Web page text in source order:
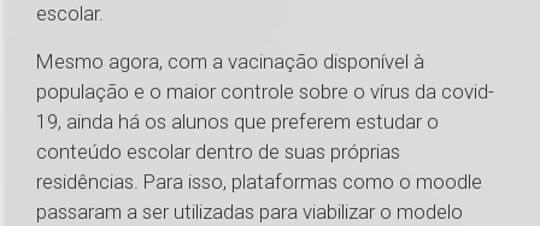
escolar.
Mesmo agora, com a vacinação disponível à
população e o maior controle sobre o vírus da covid-
19, ainda há os alunos que preferem estudar o
conteúdo escolar dentro de suas próprias
residências. Para isso, plataformas como o moodle
passaram a ser utilizadas para viabilizar o modelo